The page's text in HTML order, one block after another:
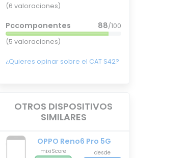
(6 valoraciones)
Pccomponentes 88/100
(5 valoraciones)
¿Quieres opinar sobre el CAT S42?
OTROS DISPOSITIVOS
SIMILARES
OPPO Reno6 Pro 5G
mixiScore desde